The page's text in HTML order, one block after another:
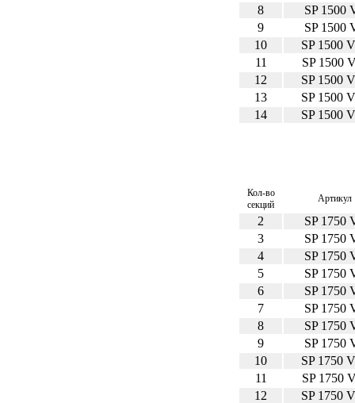
8
SP 1500
9
SP 1500
10
SP 1500
11
SP 1500
12
SP 1500
13
SP 1500
14
SP 1500
Кол-во
секций
Артикул
2
SP 1750
3
SP 1750
4
SP 1750
5
SP 1750
6
SP 1750
7
SP 1750
8
SP 1750
9
SP 1750
10
SP 1750
11
SP 1750
12
SP 1750